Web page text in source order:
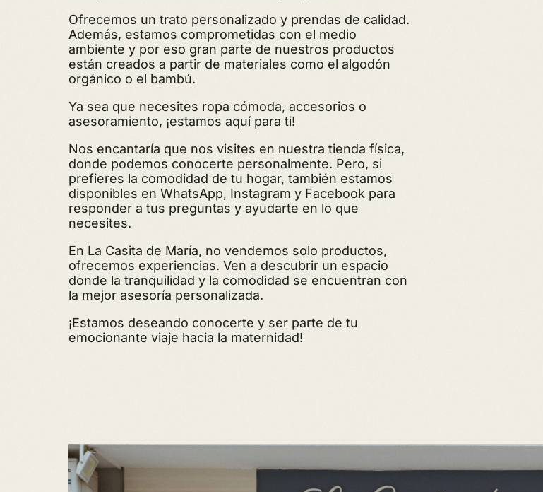
Ofrecemos un trato personalizado y prendas de calidad.
Además, estamos comprometidas con el medio
ambiente y por eso gran parte de nuestros productos
están creados a partir de materiales como el algodón
orgánico o el bambú.
Ya sea que necesites ropa cómoda, accesorios o
asesoramiento, ¡estamos aquí para ti!
Nos encantaría que nos visites en nuestra tienda física,
donde podemos conocerte personalmente. Pero, si
prefieres la comodidad de tu hogar, también estamos
disponibles en WhatsApp, Instagram y Facebook para
responder a tus preguntas y ayudarte en lo que
necesites.
En La Casita de María, no vendemos solo productos,
ofrecemos experiencias. Ven a descubrir un espacio
donde la tranquilidad y la comodidad se encuentran con
la mejor asesoría personalizada.
¡Estamos deseando conocerte y ser parte de tu
emocionante viaje hacia la maternidad!